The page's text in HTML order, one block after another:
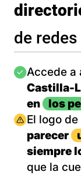
de
Imagen
Accede a
Castilla-
en
los
Imagen
El logo
parecer
siempre
que la